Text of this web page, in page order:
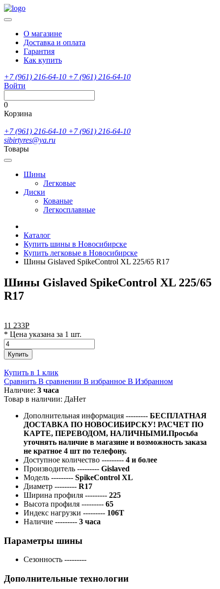
О магазине
Доставка и оплата
Гарантия
Как купить
+7 (961) 216-64-10 +7 (961) 216-64-10
Войти
0
Корзина
+7 (961) 216-64-10 +7 (961) 216-64-10
sibirtyres@ya.ru
Товары
Шины
Легковые
Диски
Кованые
Легкосплавные
Каталог
Купить шины в Новосибирске
Купить легковые в Новосибирске
Шины Gislaved SpikeControl XL 225/65 R17
Шины Gislaved SpikeControl XL 225/65
R17
11 233Р
* Цена указана за 1 шт.
Купить
Купить в 1 клик
Сравнить В сравнении В избранное В Избранном
Наличие: 3 часа
Товар в наличии: ДаНет
Дополнительная информация --------- БЕСПЛАТНАЯ
ДОСТАВКА ПО НОВОСИБИРСКУ! РАСЧЕТ ПО
КАРТЕ, ПЕРЕВОДОМ, НАЛИЧНЫМИ.Просьба
уточнять наличие в магазине и возможность заказа
не кратное 4 шт по телефону.
Доступное количество --------- 4 и более
Производитель --------- Gislaved
Модель --------- SpikeControl XL
Диаметр --------- R17
Ширина профиля --------- 225
Высота профиля --------- 65
Индекс нагрузки --------- 106T
Наличие --------- 3 часа
Параметры шины
Сезонность ---------
Дополнительные технологии